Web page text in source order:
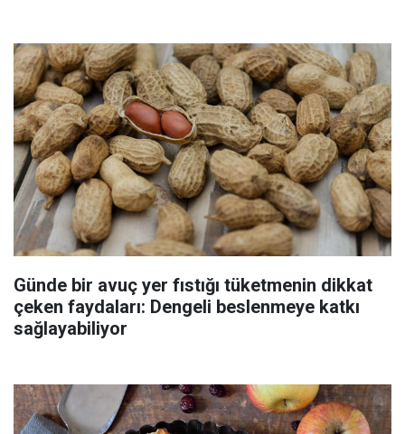
Günde bir avuç yer fıstığı tüketmenin dikkat
çeken faydaları: Dengeli beslenmeye katkı
sağlayabiliyor